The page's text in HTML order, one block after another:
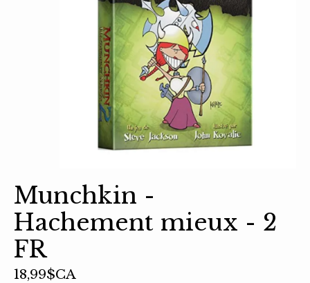
Munchkin -
Hachement mieux - 2
FR
18,99$CA